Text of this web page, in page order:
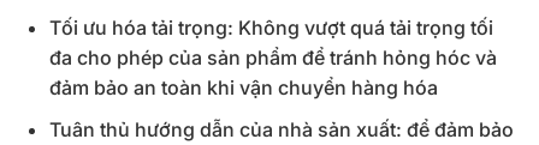
Tối ưu hóa tải trọng: Không vượt quá tải trọng tối
đa cho phép của sản phẩm để tránh hỏng hóc và
đảm bảo an toàn khi vận chuyển hàng hóa
Tuân thủ hướng dẫn của nhà sản xuất: để đảm bảo